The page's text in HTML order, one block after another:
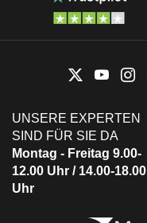
UNSERE EXPERTEN
SIND FÜR SIE DA
Montag - Freitag 9.00-
12.00 Uhr / 14.00-18.00
Uhr